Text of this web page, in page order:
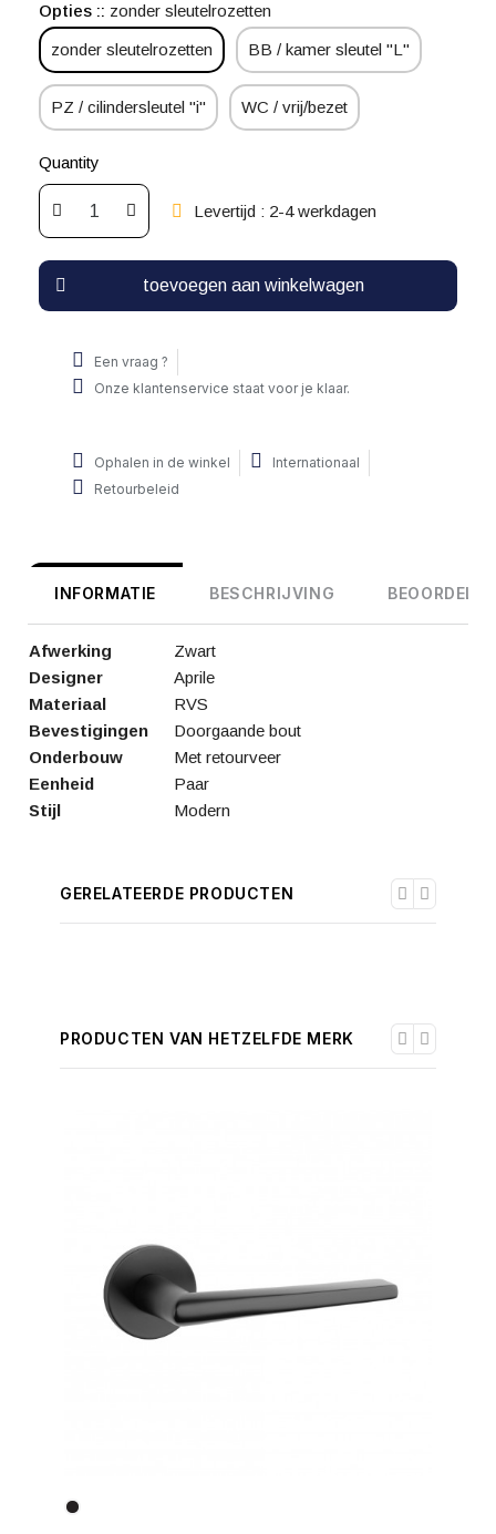
Opties : zonder sleutelrozetten
zonder sleutelrozetten BB / kamer sleutel "L"
PZ / cilindersleutel "i" WC / vrij/bezet
Quantity
Levertijd : 2-4 werkdagen
toevoegen aan winkelwagen
Een vraag ?
Onze klantenservice staat voor je klaar.
Ophalen in de winkel
Internationaal
Retourbeleid
INFORMATIE BESCHRIJVING
Afwerking
Zwart
Designer
Aprile
Materiaal
RVS
Bevestigingen
Doorgaande bout
Onderbouw
Met retourveer
Eenheid
Paar
Stijl
Modern
GERELATEERDE PRODUCTEN
PRODUCTEN VAN HETZELFDE MERK